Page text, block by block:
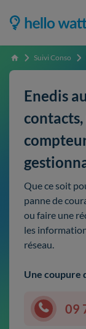
Accueil Suivi Conso
Enedis
Que ce soit
panne de
ou faire une
les
réseau.
Une coupure
09